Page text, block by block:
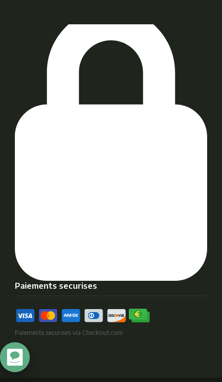
Paiements securises
Paiements securises via Checkout.com